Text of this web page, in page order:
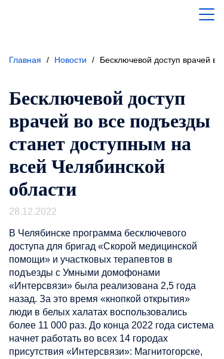
Главная / Новости / Бесключевой доступ врачей
Бесключевой доступ
врачей во все подъезды
станет доступным на
всей Челябинской
области
28.12.2022
В Челябинске программа бесключевого
доступа для бригад «Скорой медицинской
помощи» и участковых терапевтов в
подъезды с Умными домофонами
«Интерсвязи» была реализована 2,5 года
назад. За это время «кнопкой открытия»
люди в белых халатах воспользовались
более 11 000 раз. До конца 2022 года система
начнет работать во всех 14 городах
присутствия «Интерсвязи»: Магнитогорске,